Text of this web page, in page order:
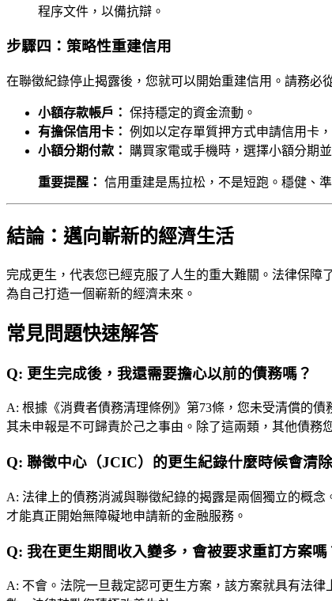
程序文件，以備抗辯。
步驟四：策略性重建信用
在聯徵紀錄停止揭露後，您就可以開始重建信用。請務必
小額存款帳戶： 保持穩定的資金流動。
有擔保信用卡： 例如以定存單質押方式申請信用卡
小額分期付款：
購買家電或手機時，選擇小額分期
重要提醒： 信用重建是馬拉松，不是短跑。穩健、
結論：邁向嶄新的經濟生活
完成更生，代表您已經克服了人生的重大難關。法律保障
為自己打造一個嶄新的經濟未來。
常見問題快速解答
Q: 更生完成後，我還需要擔心以前的債務嗎？
A: 根據《消費者債務清理條例》第73條，您未受清償的
其未申報是不可歸責於己之事由。除了這兩類，其他債務
Q: 聯徵中心（JCIC）的更生紀錄什麼時候會清
A: 法律上的債務消滅與聯徵紀錄的揭露是兩個獨立的概
才能真正開始無障礙地申請新的金融服務。
Q: 我在更生期間收入變多，會被要求重訂方案嗎
A: 不會。法院一旦裁定認可更生方案，該方案就具有法